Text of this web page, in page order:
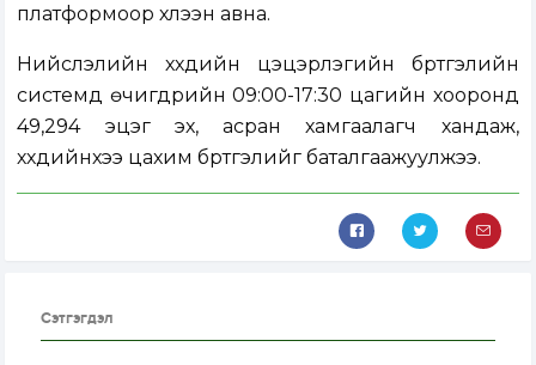
платформоор хүлээн авна.
Нийслэлийн хүүхдийн цэцэрлэгийн бүртгэлийн
системд өчигдрийн 09:00-17:30 цагийн хооронд
49,294 эцэг эх, асран хамгаалагч хандаж,
хүүхдийнхээ цахим бүртгэлийг баталгаажуулжээ.
Сэтгэгдэл